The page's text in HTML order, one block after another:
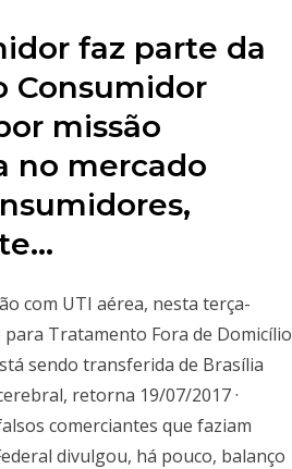
faz parte da
Consumidor
missão
no mercado
com UTI aérea, nesta terça-
Tratamento Fora de Domicílio
sendo transferida de Brasília
retorna 19/07/2017 ·
comerciantes que faziam
divulgou, há pouco, balanço